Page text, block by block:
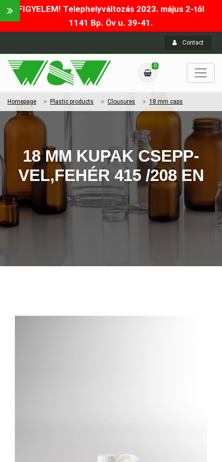
FIGYELEM! Telephelyváltozás 2023. május 2-től
1141 Bp. Öv u. 39-41.
Contact
0
Homepage Plastic products Clousures 18 mm caps
18 MM KUPAK CSEPP-
VEL,FEHÉR 415 /208 EN